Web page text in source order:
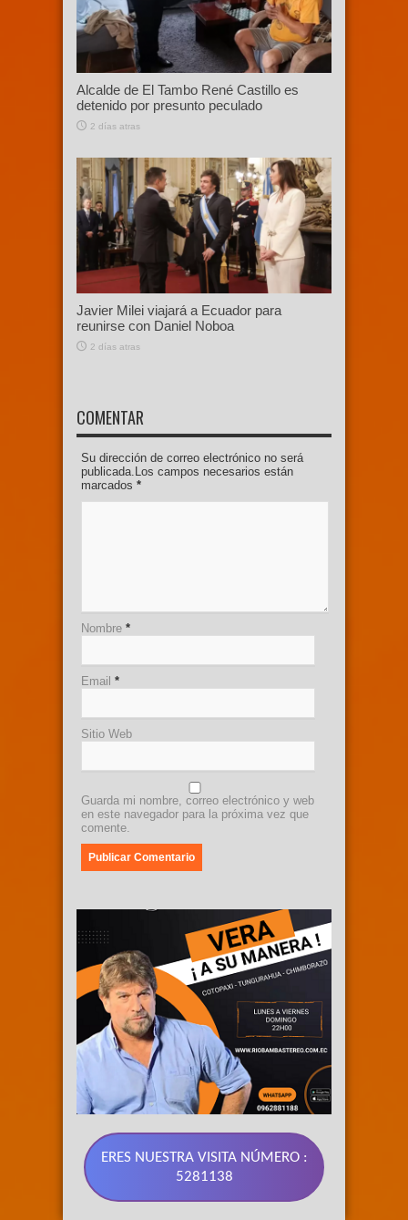
Alcalde de El Tambo René Castillo es
detenido por presunto peculado
2 días atras
Javier Milei viajará a Ecuador para
reunirse con Daniel Noboa
2 días atras
COMENTAR
Su dirección de correo electrónico no será
publicada.Los campos necesarios están
marcados *
Nombre *
Email *
Sitio Web
Guarda mi nombre, correo electrónico y web
en este navegador para la próxima vez que
comente.
ERES NUESTRA VISITA NÚMERO :
5281138